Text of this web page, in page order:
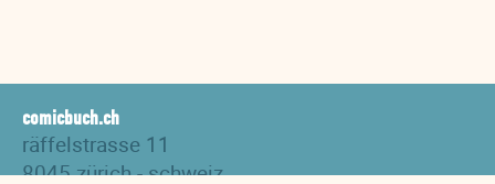
comicbuch.ch
räffelstrasse 11
8045 zürich - schweiz